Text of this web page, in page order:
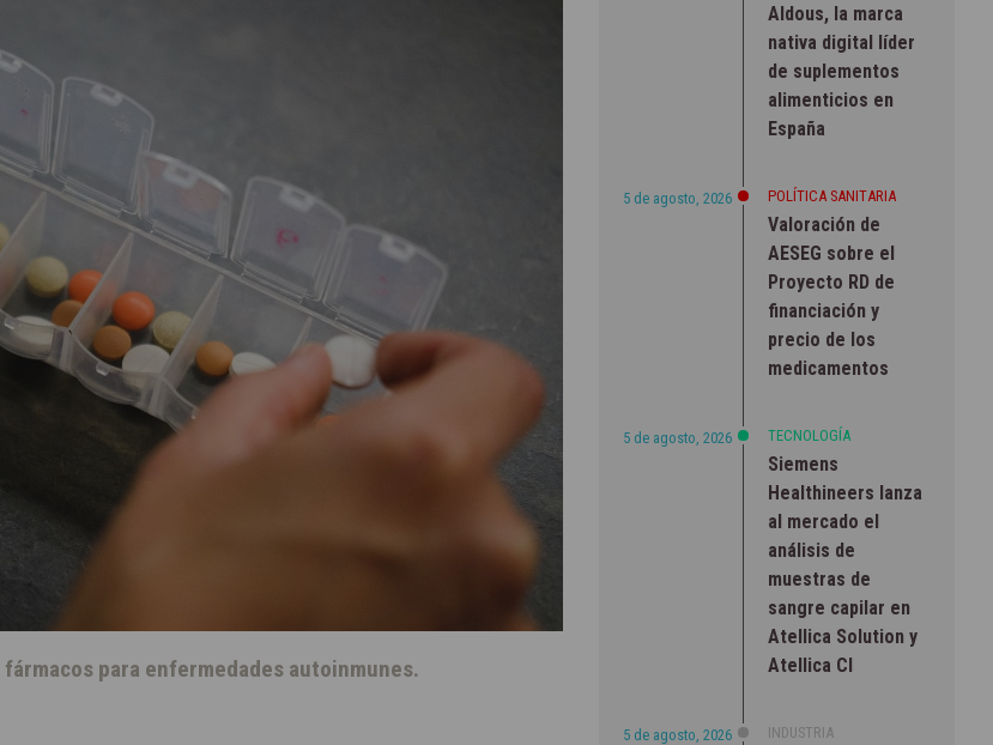
para enfermedades autoinmunes.
Aldous, la marca
nativa digital líder
de suplementos
alimenticios en
España
5 de agosto, 2026 POLÍTICA SANITARIA
Valoración de
AESEG sobre el
Proyecto RD de
financiación y
precio de los
medicamentos
5 de agosto, 2026 TECNOLOGÍA
Siemens
Healthineers lanza
al mercado el
análisis de
muestras de
sangre capilar en
Atellica Solution y
Atellica CI
5 de agosto, 2026 INDUSTRIA